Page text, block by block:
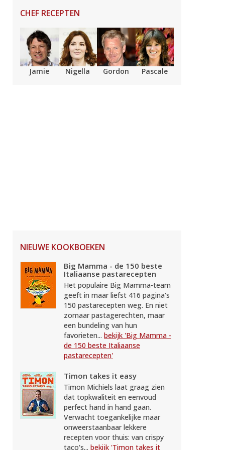
CHEF RECEPTEN
Jamie Nigella Gordon Pascale
NIEUWE KOOKBOEKEN
Big Mamma - de 150 beste
Italiaanse pastarecepten
Het populaire Big Mamma-team
geeft in maar liefst 416 pagina's
150 pastarecepten weg. En niet
zomaar pastagerechten, maar
een bundeling van hun
favorieten... bekijk 'Big Mamma -
de 150 beste Italiaanse
pastarecepten'
Timon takes it easy
Timon Michiels laat graag zien
dat topkwaliteit en eenvoud
perfect hand in hand gaan.
Verwacht toegankelijke maar
onweerstaanbaar lekkere
recepten voor thuis: van crispy
taco's... bekijk 'Timon takes it